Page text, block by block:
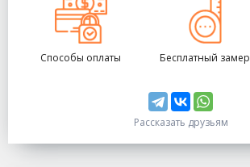
Способы оплаты Бесплатный замер
Рассказать друзьям